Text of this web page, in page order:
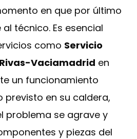
en que por último
técnico. Es esencial
como Servicio
Rivas-Vaciamadrid en
un funcionamiento
previsto en su caldera,
problema se agrave y
y piezas del